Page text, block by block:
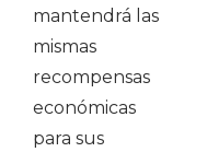
mantendrá las
mismas
recompensas
económicas
para sus